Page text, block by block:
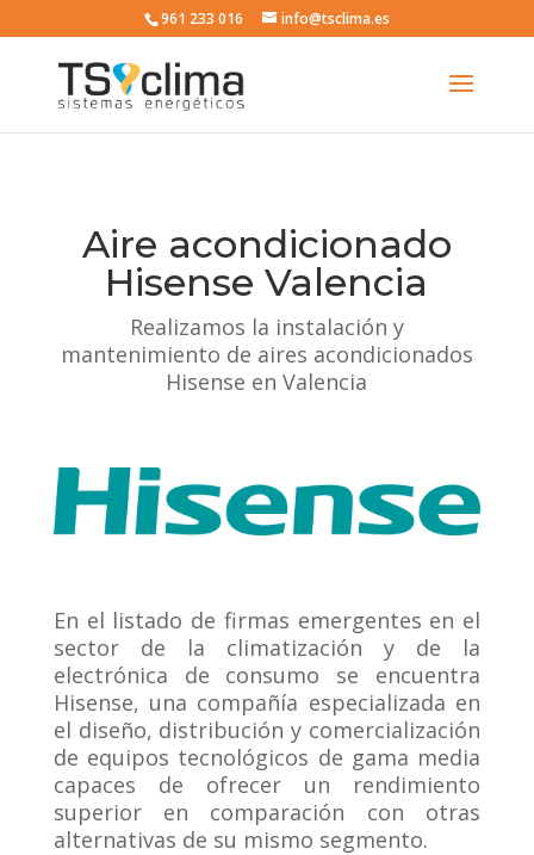
961 233 016 info@tsclima.es
Aire acondicionado
Hisense Valencia
Realizamos la instalación y
mantenimiento de aires acondicionados
Hisense en Valencia
En el listado de firmas emergentes en el
sector de la climatización y de la
electrónica de consumo se encuentra
Hisense, una compañía especializada en
el diseño, distribución y comercialización
de equipos tecnológicos de gama media
capaces de ofrecer un rendimiento
superior en comparación con otras
alternativas de su mismo segmento.